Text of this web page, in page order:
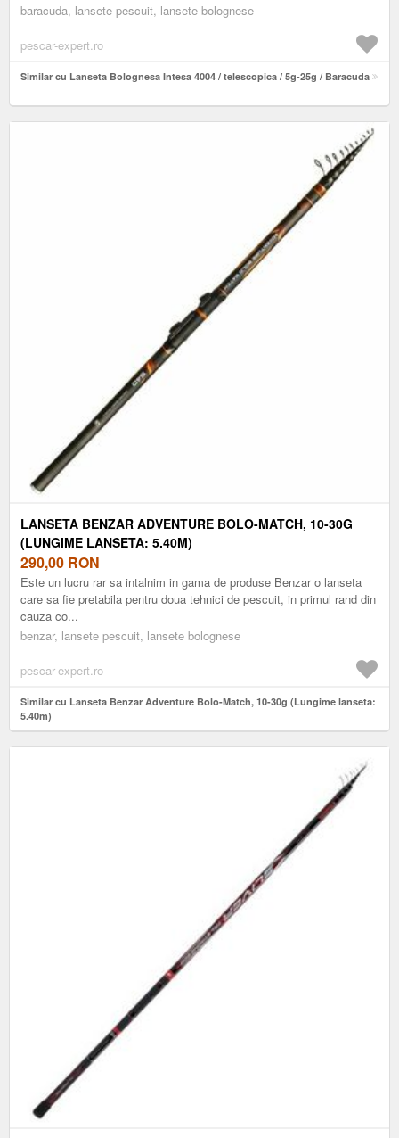
baracuda, lansete pescuit, lansete bolognese
pescar-expert.ro
Similar cu Lanseta Bolognesa Intesa 4004 / telescopica / 5g-25g / Baracuda
LANSETA BENZAR ADVENTURE BOLO-MATCH, 10-30G
(LUNGIME LANSETA: 5.40M)
290,00 RON
Este un lucru rar sa intalnim in gama de produse Benzar o lanseta
care sa fie pretabila pentru doua tehnici de pescuit, in primul rand din
cauza co...
benzar, lansete pescuit, lansete bolognese
pescar-expert.ro
Similar cu Lanseta Benzar Adventure Bolo-Match, 10-30g (Lungime lanseta:
5.40m)